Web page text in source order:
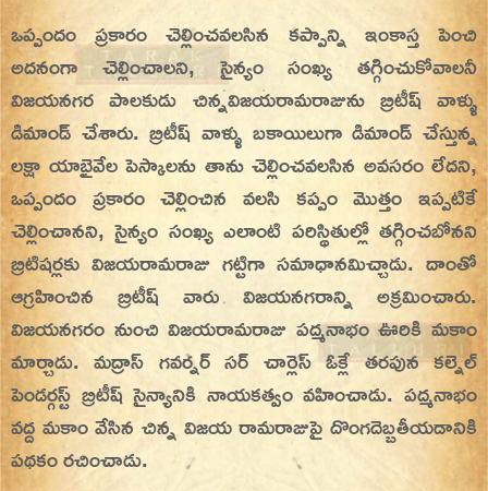
ఒప్పందం ప్రకారం చెల్లించవలసిన కప్పాన్ని ఇంకాస్త పెంచి
అదనంగా చెల్లించాలని, సైన్యం సంఖ్య తగ్గించుకోవాలనీ
విజయనగర పాలకుడు చిన్నవిజయరామరాజును బ్రిటీష్ వాళ్ళు
డిమాండ్ చేశారు. బ్రిటీష్ వాళ్ళు బకాయిలుగా డిమాండ్ చేస్తున్న
లక్షా యాభైవేల పెస్కాలను తాను చెల్లించవలసిన అవసరం లేదని,
ఒప్పందం ప్రకారం చెల్లించిన వలసి కప్పం మొత్తం ఇప్పటికే
చెల్లించానని, సైన్యం సంఖ్య ఎలాంటి పరిస్థితుల్లో తగ్గించబోనని
బ్రిటిషర్లకు విజయరామరాజు గట్టిగా సమాధానమిచ్చాడు. దాంతో
ఆగ్రహించిన బ్రిటీష్ వారు విజయనగరాన్ని అక్రమించారు.
విజయనగరం నుంచి విజయరామరాజు పద్మనాభం ఊరికి మకాం
మార్చాడు. మద్రాస్ గవర్నర్ సర్ చార్లెస్ ఓక్లే తరపున కల్నెల్
పెండర్గస్ట్ బ్రిటీష్ సైన్యానికి నాయకత్వం వహించాడు. పద్మనాభం
వద్ద మకాం వేసిన చిన్న విజయ రామరాజుపై దొంగదెబ్బతీయడానికి
పథకం రచించాడు.